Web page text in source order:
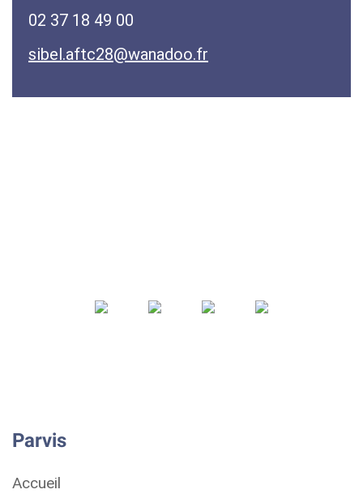
02 37 18 49 00
sibel.aftc28@wanadoo.fr
Parvis
Accueil